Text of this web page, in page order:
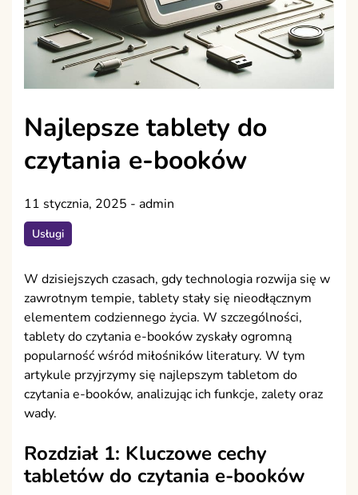
Najlepsze tablety do
czytania e-booków
11 stycznia, 2025 - admin
Usługi
W dzisiejszych czasach, gdy technologia rozwija się w
zawrotnym tempie, tablety stały się nieodłącznym
elementem codziennego życia. W szczególności,
tablety do czytania e-booków zyskały ogromną
popularność wśród miłośników literatury. W tym
artykule przyjrzymy się najlepszym tabletom do
czytania e-booków, analizując ich funkcje, zalety oraz
wady.
Rozdział 1: Kluczowe cechy
tabletów do czytania e-booków